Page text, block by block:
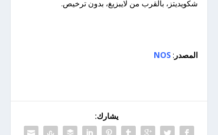
شكويديتز، بالقرب من لايبزيغ، بدون ترخيص.
المصدر :
NOS
يشارك: